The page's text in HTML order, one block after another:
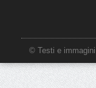
© Testi e